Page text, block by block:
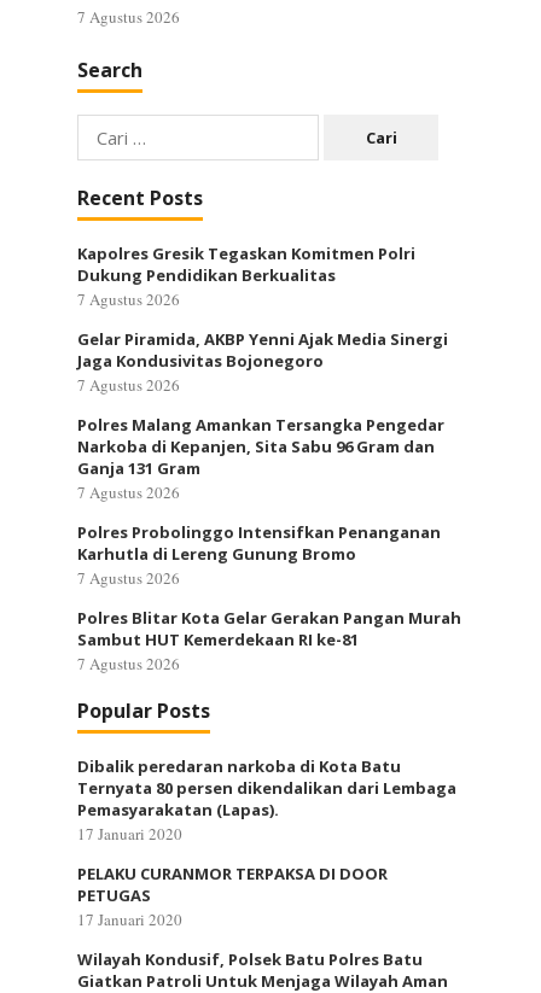
7 Agustus 2026
Search
Cari
untuk:
Recent Posts
Kapolres Gresik Tegaskan Komitmen Polri
Dukung Pendidikan Berkualitas
7 Agustus 2026
Gelar Piramida, AKBP Yenni Ajak Media Sinergi
Jaga Kondusivitas Bojonegoro
7 Agustus 2026
Polres Malang Amankan Tersangka Pengedar
Narkoba di Kepanjen, Sita Sabu 96 Gram dan
Ganja 131 Gram
7 Agustus 2026
Polres Probolinggo Intensifkan Penanganan
Karhutla di Lereng Gunung Bromo
7 Agustus 2026
Polres Blitar Kota Gelar Gerakan Pangan Murah
Sambut HUT Kemerdekaan RI ke-81
7 Agustus 2026
Popular Posts
Dibalik peredaran narkoba di Kota Batu
Ternyata 80 persen dikendalikan dari Lembaga
Pemasyarakatan (Lapas).
17 Januari 2020
PELAKU CURANMOR TERPAKSA DI DOOR
PETUGAS
17 Januari 2020
Wilayah Kondusif, Polsek Batu Polres Batu
Giatkan Patroli Untuk Menjaga Wilayah Aman